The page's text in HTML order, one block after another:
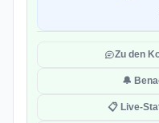
Zu den
🔔
📋 Live-